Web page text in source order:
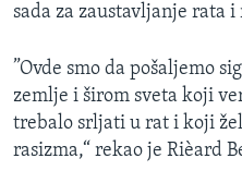
MEDICINA
KULTURA
DRUŠTVO
SPORT
sada za zaustavljanje rata i
”Ovde smo da pošaljemo
zemlje i širom sveta koji
trebalo srljati u rat i koji
rasizma,“ rekao je Rièard